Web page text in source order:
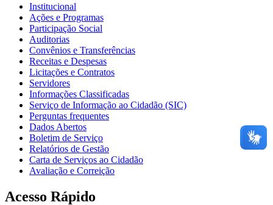
Institucional
Ações e Programas
Participação Social
Auditorias
Convênios e Transferências
Receitas e Despesas
Licitações e Contratos
Servidores
Informações Classificadas
Serviço de Informação ao Cidadão (SIC)
Perguntas frequentes
Dados Abertos
Boletim de Serviço
Relatórios de Gestão
Carta de Serviços ao Cidadão
Avaliação e Correição
Acesso Rápido